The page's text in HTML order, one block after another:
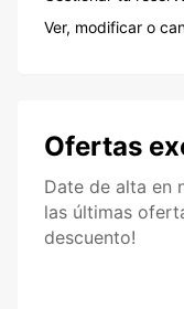
Ver, modificar o
Ofertas
Date de alta en
las últimas
descuento!